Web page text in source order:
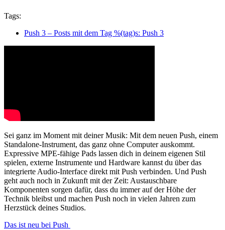
Tags:
Push 3 – Posts mit dem Tag %(tag)s: Push 3
Sei ganz im Moment mit deiner Musik: Mit dem neuen Push, einem
Standalone-Instrument, das ganz ohne Computer auskommt.
Expressive MPE-fähige Pads lassen dich in deinem eigenen Stil
spielen, externe Instrumente und Hardware kannst du über das
integrierte Audio-Interface direkt mit Push verbinden. Und Push
geht auch noch in Zukunft mit der Zeit: Austauschbare
Komponenten sorgen dafür, dass du immer auf der Höhe der
Technik bleibst und machen Push noch in vielen Jahren zum
Herzstück deines Studios.
Das ist neu bei Push